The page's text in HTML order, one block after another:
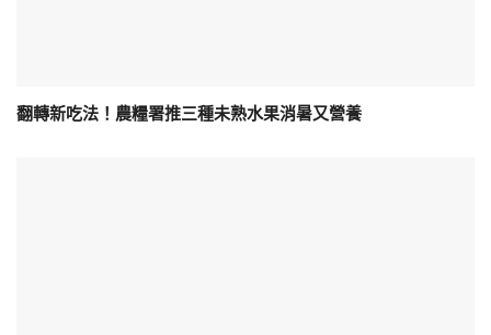
翻轉新吃法！農糧署推三種未熟水果消暑又營養